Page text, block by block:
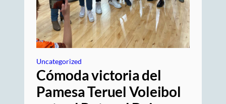
Uncategorized
Cómoda victoria del
Pamesa Teruel Voleibol